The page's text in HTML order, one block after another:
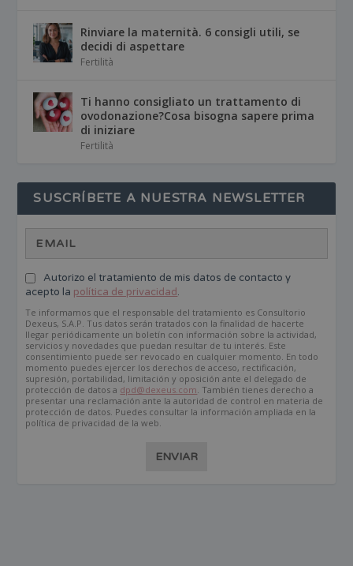
Rinviare la maternità. 6 consigli utili, se
decidi di aspettare
Fertilità
Ti hanno consigliato un trattamento di
ovodonazione?Cosa bisogna sapere prima
di iniziare
Fertilità
SUSCRÍBETE A NUESTRA NEWSLETTER
Autorizo el tratamiento de mis datos de contacto y
acepto la política de privacidad.
Te informamos que el responsable del tratamiento es Consultorio
Dexeus, S.A.P. Tus datos serán tratados con la finalidad de hacerte
llegar periódicamente un boletín con información sobre la actividad,
servicios y novedades que puedan resultar de tu interés. Este
consentimiento puede ser revocado en cualquier momento. En todo
momento puedes ejercer los derechos de acceso, rectificación,
supresión, portabilidad, limitación y oposición ante el delegado de
protección de datos a dpd@dexeus.com . También tienes derecho a
presentar una reclamación ante la autoridad de control en materia de
protección de datos. Puedes consultar la información ampliada en la
política de privacidad de la web.
ENVIAR